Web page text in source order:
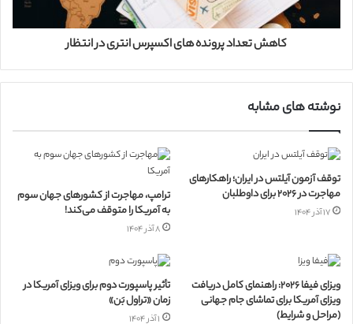
کاهش تعداد پرونده های اکسپرس انتری در انتظار
نوشته های مشابه
توقف آزمون آیلتس در ایران؛ راهکارهای
مهاجرت در ۲۰۲۶ برای داوطلبان
۱۷ آذر ۱۴۰۴
ترامپ، مهاجرت از کشورهای جهان سوم
به آمریکا را متوقف می‌کند!
۸ آذر ۱۴۰۴
ویزای فیفا ۲۰۲۶: راهنمای کامل دریافت
ویزای آمریکا برای تماشای جام جهانی
(مراحل و شرایط)
تأثیر پاسپورت دوم برای ویزای آمریکا در
زمان «تراول بَن»
۱ آذر ۱۴۰۴